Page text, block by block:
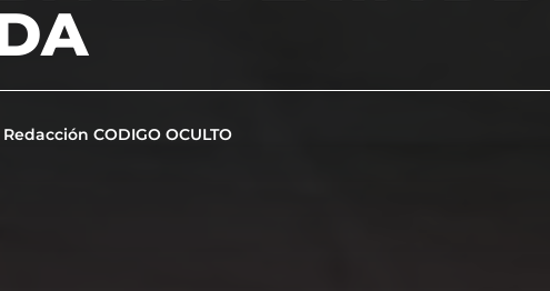
Redacción CODIGO OCULTO